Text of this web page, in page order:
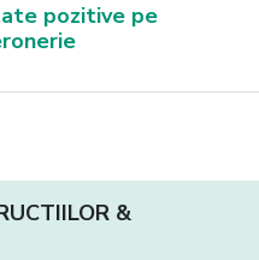
pozitive pe
&